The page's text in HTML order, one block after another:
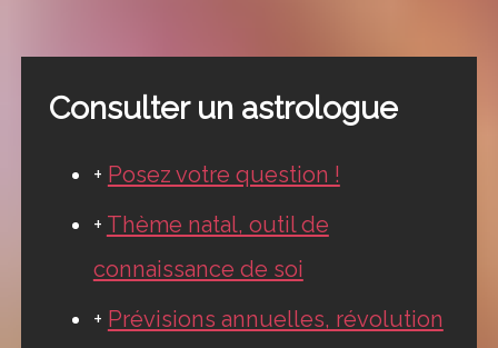
Consulter un astrologue
+ Posez votre question !
+ Thème natal, outil de
connaissance de soi
+ Prévisions annuelles, révolution